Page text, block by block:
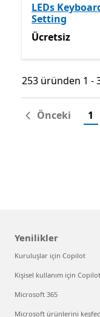
LEDs
Setting
Ücretsiz
Ücretsiz
253 üründen 1 -
253 üründen 1 -
Önceki 1
Yenilikler
Kuruluşlar için Copilot
Kişisel kullanım için Copilot
Microsoft 365
Microsoft ürünlerini